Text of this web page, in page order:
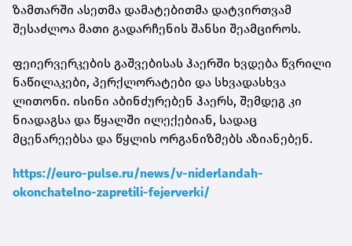
ზამთარში ასეთმა დამატებითმა დატვირთვამ
შესაძლოა მათი გადარჩენის შანსი შეამციროს.
ფეიერვერკების გაშვებისას ჰაერში ხვდება წვრილი
ნაწილაკები, პერქლორატები და სხვადასხვა
ლითონი. ისინი აბინძურებენ ჰაერს, შემდეგ კი
ნიადაგსა და წყალში ილექებიან, სადაც
მცენარეებსა და წყლის ორგანიზმებს აზიანებენ.
https://euro-pulse.ru/news/v-niderlandah-
okonchatelno-zapretili-fejerverki/